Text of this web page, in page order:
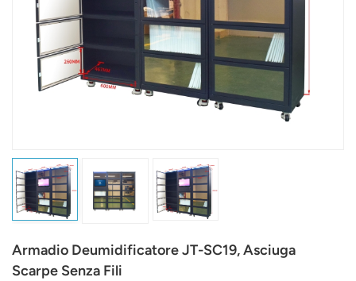
Nederland
عربي
Türk
Ελληνικά
Melayu
Armadio Deumidificatore JT-SC19, Asciuga
Scarpe Senza Fili